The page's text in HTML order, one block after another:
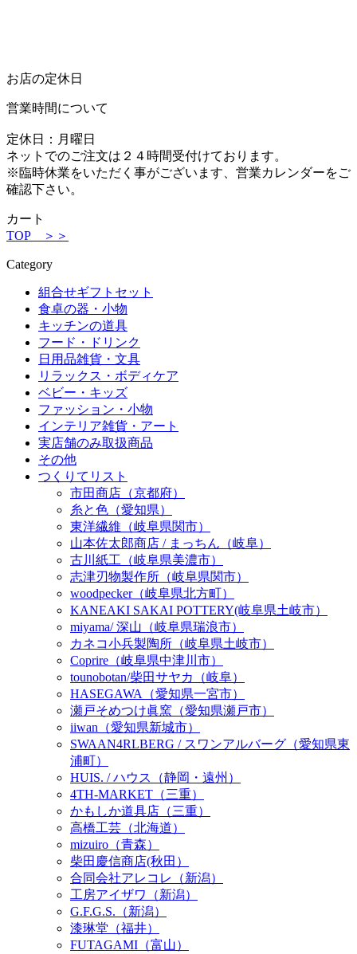
お店の定休日
営業時間について
定休日：月曜日
ネットでのご注文は２４時間受付けております。
※臨時休業をいただく事がございます、営業カレンダーをご
確認下さい。
カート
TOP ＞＞
Category
組合せギフトセット
食卓の器・小物
キッチンの道具
フード・ドリンク
日用品雑貨・文具
リラックス・ボディケア
ベビー・キッズ
ファッション・小物
インテリア雑貨・アート
実店舗のみ取扱商品
その他
つくりてリスト
市田商店（京都府）
糸と色（愛知県）
東洋繊維（岐阜県関市）
山本佐太郎商店 / まっちん（岐阜）
古川紙工（岐阜県美濃市）
志津刃物製作所（岐阜県関市）
woodpecker（岐阜県北方町）
KANEAKI SAKAI POTTERY(岐阜県土岐市）
miyama/ 深山（岐阜県瑞浪市）
カネコ小兵製陶所（岐阜県土岐市）
Coprire（岐阜県中津川市）
tounobotan/柴田サヤカ（岐阜）
HASEGAWA（愛知県一宮市）
瀬戸そめつけ眞窯（愛知県瀬戸市）
iiwan（愛知県新城市）
SWAAN4RLBERG / スワンアルバーグ（愛知県東
浦町）
HUIS. / ハウス（静岡・遠州）
4TH-MARKET（三重）
かもしか道具店（三重）
高橋工芸（北海道）
mizuiro（青森）
柴田慶信商店(秋田）
合同会社アレコレ（新潟）
工房アイザワ（新潟）
G.F.G.S.（新潟）
漆琳堂（福井）
FUTAGAMI（富山）